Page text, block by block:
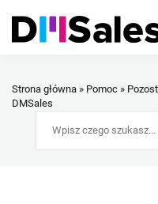
Strona główna » Pomoc »
DMSales